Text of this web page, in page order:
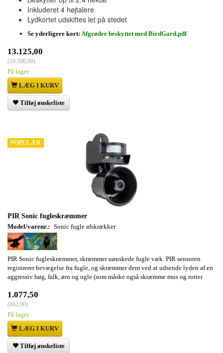
Inkluderet 4 højtalere
Lydkortet udskiftes let på stedet
Se yderligere kort: Afgrøder beskyttet med BirdGard.pdf
13.125,00
(10.500,00)
På lager
LÆG I KURV
Tilføj ønskeliste
POPULÆR
PIR Sonic fugleskræmmer
Model/varenr.: Sonic fugle afskrækker
PIR Sonic fugleskræmmer, skræmmer uønskede fugle væk. PIR sensoren
registrerer bevægelse fra fugle, og skræmmer dem ved at udsende lyden af en
aggressiv høg, falk, ørn og ugle (som måske også skræmme mus og rotter
1.077,50
(862,00)
På lager
LÆG I KURV
Tilføj ønskeliste